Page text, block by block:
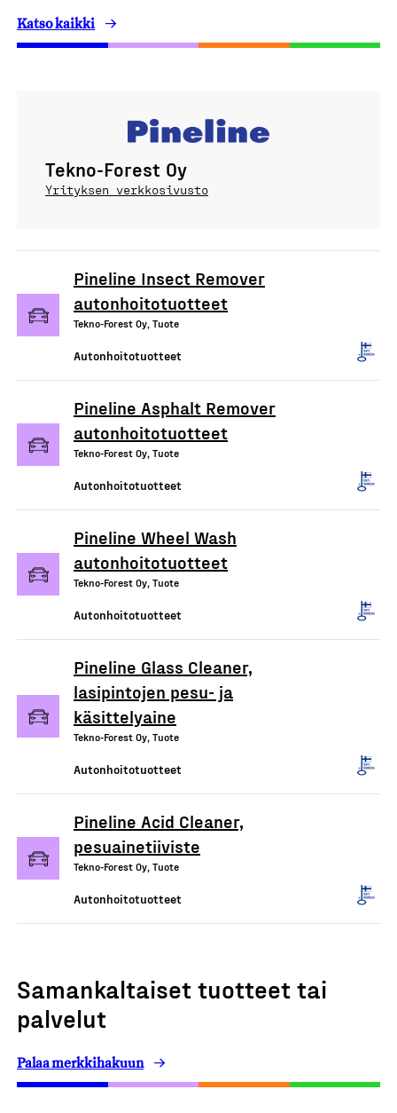
Katso kaikki
Tekno-Forest Oy
Yrityksen verkkosivusto
Pineline Insect Remover
autonhoitotuotteet
Tekno-Forest Oy, Tuote
Autonhoitotuotteet
Pineline Asphalt Remover
autonhoitotuotteet
Tekno-Forest Oy, Tuote
Autonhoitotuotteet
Pineline Wheel Wash
autonhoitotuotteet
Tekno-Forest Oy, Tuote
Autonhoitotuotteet
Pineline Glass Cleaner,
lasipintojen pesu- ja
käsittelyaine
Tekno-Forest Oy, Tuote
Autonhoitotuotteet
Pineline Acid Cleaner,
pesuainetiiviste
Tekno-Forest Oy, Tuote
Autonhoitotuotteet
Samankaltaiset tuotteet tai
palvelut
Palaa merkkihakuun